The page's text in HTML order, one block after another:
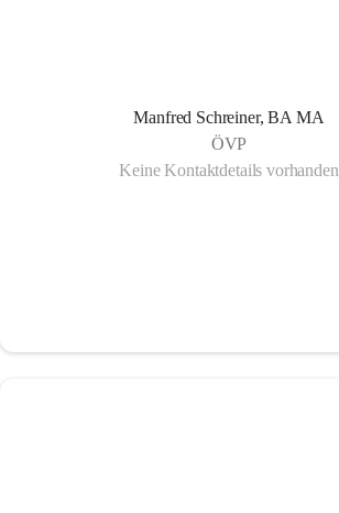
Manfred Schreiner, BA MA
ÖVP
Keine Kontaktdetails vorhanden